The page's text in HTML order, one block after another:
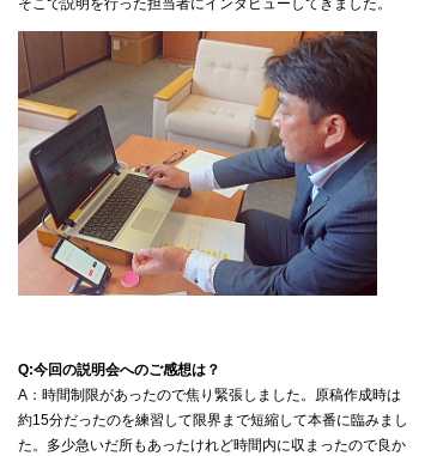
そこで説明を行った担当者にインタビューしてきました。
Q:今回の説明会へのご感想は？
A：時間制限があったので焦り緊張しました。原稿作成時は
約15分だったのを練習して限界まで短縮して本番に臨みまし
た。多少急いだ所もあったけれど時間内に収まったので良か